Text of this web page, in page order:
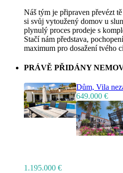
Náš tým je připraven převézt
si svůj vytoužený domov u
plynulý proces prodeje s
Stačí nám představa,
maximum pro dosažení tvého
PRÁVĚ PŘIDÁNY
Dům, Vila
649.000 €
1.195.000 €